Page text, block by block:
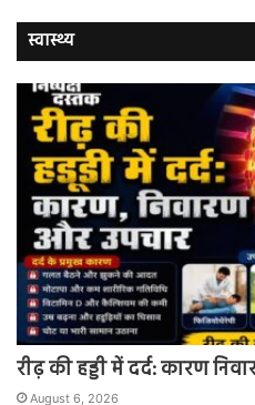
स्वास्थ्य
रीढ़ की हड्डी में दर्द: कारण
August 6, 2026